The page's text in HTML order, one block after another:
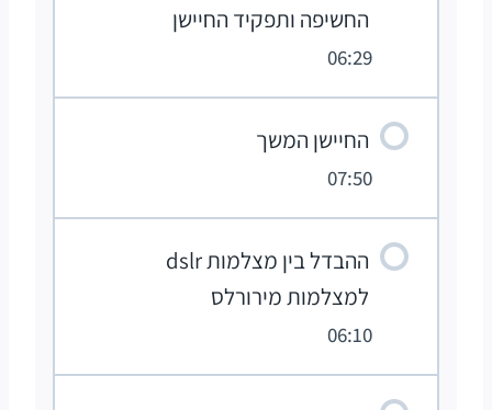
החשיפה ותפקיד החיישן
06:29
החיישן המשך
07:50
ההבדל בין מצלמות dslr
למצלמות מירורלס
06:10